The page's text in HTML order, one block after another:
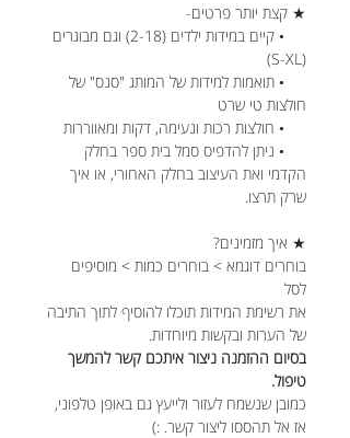
★ קצת יותר פרטים-
• קיים במידות ילדים (2-18) וגם מבוגרים
(S-XL)
• תואמות למידות של המותג "סנס" של
חולצות טי שרט
• חולצות רכות ונעימה, דקות ומאווררות
• ניתן להדפיס סמל בית ספר בחלק
הקדמי ואת העיצוב בחלק האחורי, או איך
שרק תרצו.
★ איך מזמינים?
בוחרים דוגמא > בוחרים כמות > מוסיפים
לסל
את רשימת המידות תוכלו להוסיף לתוך התיבה
של הערות ובקשות מיוחדות.
בסיום ההזמנה ניצור איתכם קשר להמשך
טיפול.
כמובן שנשמח לעזור ולייעץ גם באופן טלפוני,
אז אל תהססו ליצור קשר. :)